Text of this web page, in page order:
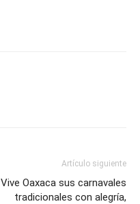
Artículo siguiente
Vive Oaxaca sus carnavales
tradicionales con alegría,